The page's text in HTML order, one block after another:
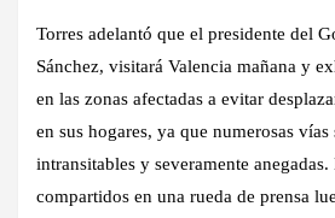
Torres adelantó que el presidente del
Sánchez, visitará Valencia mañana y
en las zonas afectadas a evitar
en sus hogares, ya que numerosas vías
intransitables y severamente
compartidos en una rueda de prensa